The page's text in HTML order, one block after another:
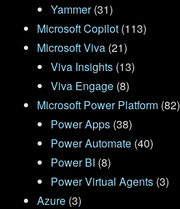
Yammer(31)
Microsoft Copilot (113)
Microsoft Viva (21)
Viva Insights (13)
Viva Engage (8)
Microsoft Power Platform (82)
Power Apps (38)
Power Automate (40)
Power BI (8)
Power Virtual Agents (3)
Azure (3)